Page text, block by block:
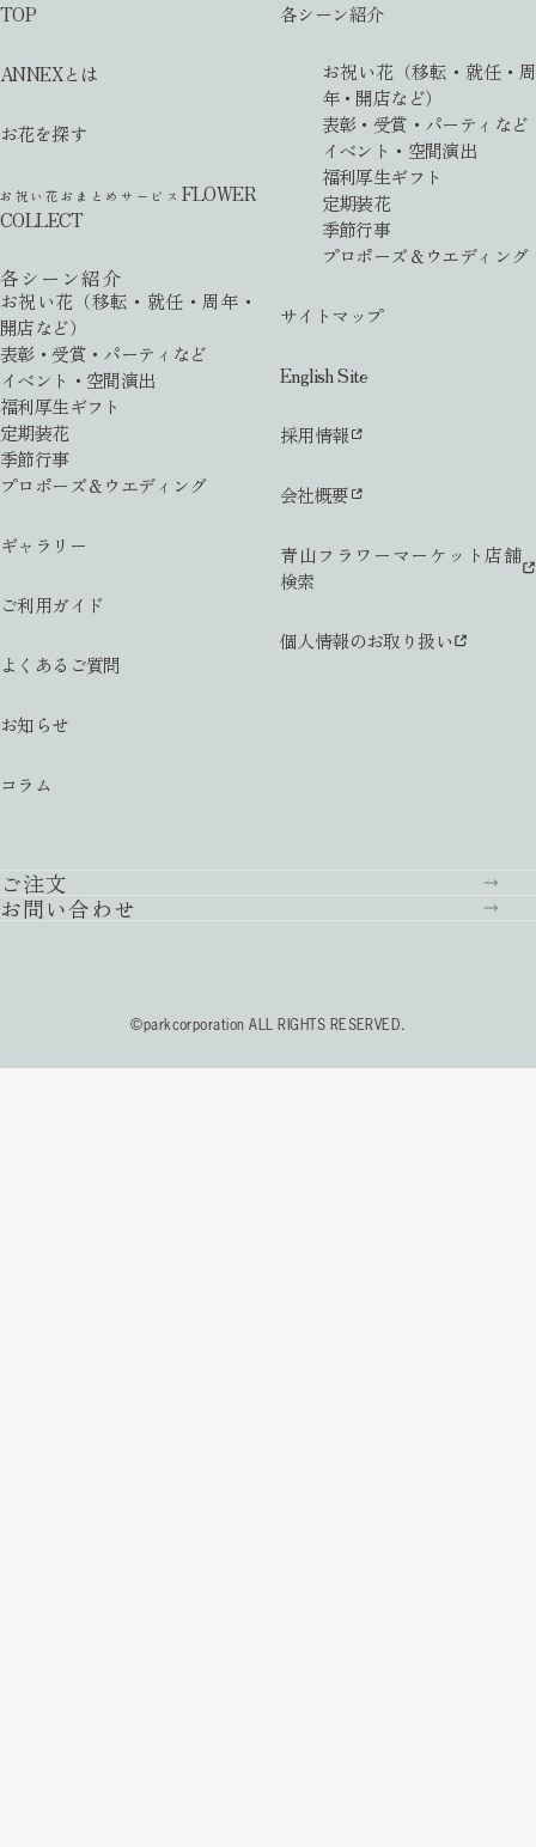
TOP
ANNEXとは
お花を探す
お祝い花おまとめサービス FLOWER
COLLECT
各シーン紹介
お祝い花（移転・就任・周年・
開店など）
表彰・受賞・パーティなど
イベント・空間演出
福利厚生ギフト
定期装花
季節行事
プロポーズ＆ウエディング
ギャラリー
ご利用ガイド
よくあるご質問
お知らせ
コラム
各シーン紹介
お祝い花（移転・就任・周
年・開店など）
表彰・受賞・パーティなど
イベント・空間演出
福利厚生ギフト
定期装花
季節行事
プロポーズ＆ウエディング
サイトマップ
English Site
採用情報
会社概要
青山フラワーマーケット店舗
検索
個人情報のお取り扱い
ご注文
お問い合わせ
©parkcorporation ALL RIGHTS RESERVED.